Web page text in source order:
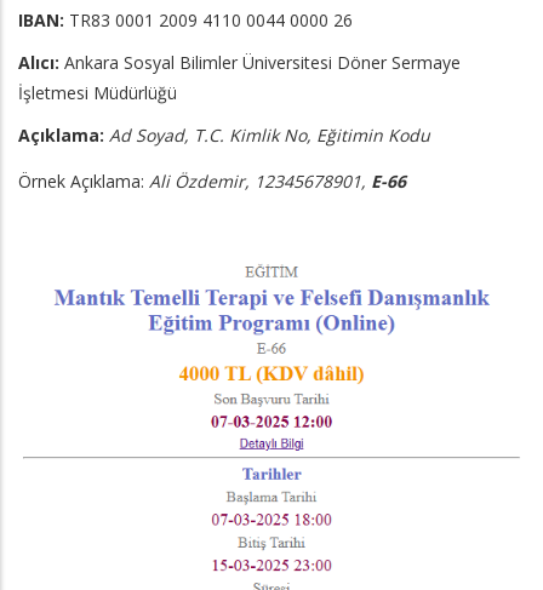
IBAN: TR83 0001 2009 4110 0044 0000 26
Alıcı: Ankara Sosyal Bilimler Üniversitesi Döner Sermaye
İşletmesi Müdürlüğü
Açıklama: Ad Soyad, T.C. Kimlik No, Eğitimin Kodu
Örnek Açıklama: Ali Özdemir, 12345678901, E-66